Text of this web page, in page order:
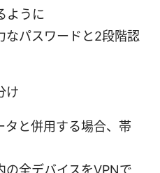
ように
なパスワードと2段階認
け
タと併用する場合、帯
の全デバイスをVPNで